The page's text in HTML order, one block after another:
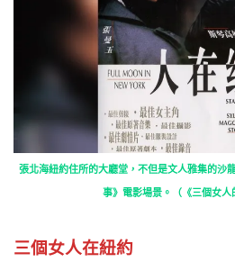
張北海紐約住所的大廳堂，不但是文人雅集的沙
事》電影場景。（《三個女人
三個女人在紐約